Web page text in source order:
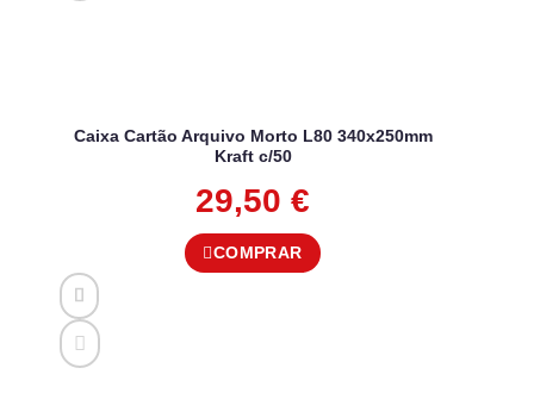
Caixa Cartão Arquivo Morto L80 340x250mm
Kraft c/50
29,50 €
COMPRAR